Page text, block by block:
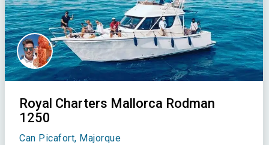
Royal Charters Mallorca Rodman
1250
Can Picafort, Majorque